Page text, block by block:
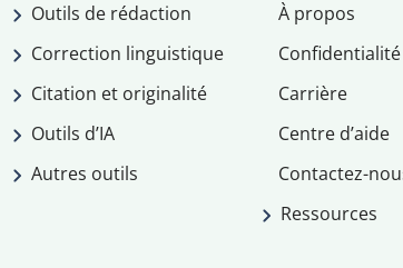
Outils de rédaction
Correction linguistique
Citation et originalité
Outils d’IA
Autres outils
À propos
Confidentialité
Carrière
Centre d’aide
Contactez-
Ressources